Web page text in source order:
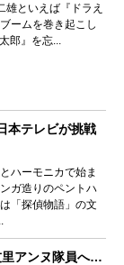
雄といえば『ドラえ
ームを巻き起こし
郎』を忘...
本テレビが挑戦
ハーモニカで始ま
ガ造りのペントハ
「探偵物語」の文
里アンヌ隊員へ…